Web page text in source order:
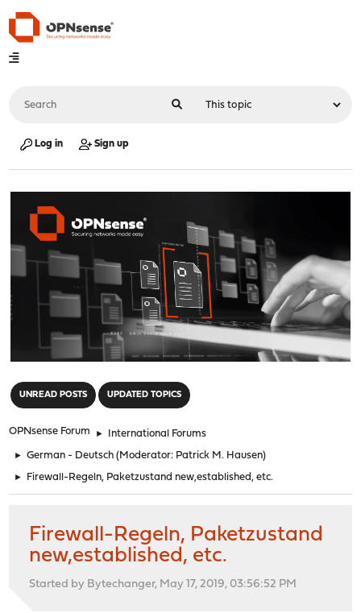
Log in Sign up
UNREAD POSTS UPDATED TOPICS
OPNsense Forum ► International Forums
► German - Deutsch (Moderator: Patrick M. Hausen)
► Firewall-Regeln, Paketzustand new,established, etc.
Firewall-Regeln, Paketzustand
new,established, etc.
Started by Bytechanger, May 17, 2019, 03:56:52 PM